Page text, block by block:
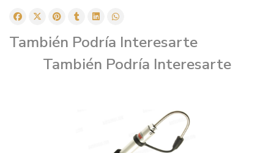
También Podría Interesarte
También Podría Interesarte